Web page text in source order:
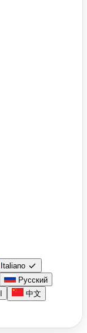
Italiano check
Русский
中文